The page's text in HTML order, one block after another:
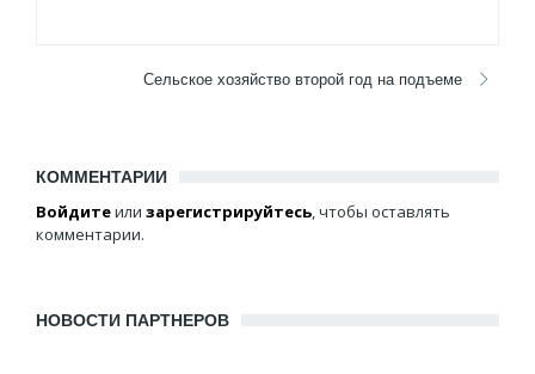
Сельское хозяйство второй год на подъеме
КОММЕНТАРИИ
Войдитеили зарегистрируйтесь, чтобы оставлять
комментарии.
НОВОСТИ ПАРТНЕРОВ